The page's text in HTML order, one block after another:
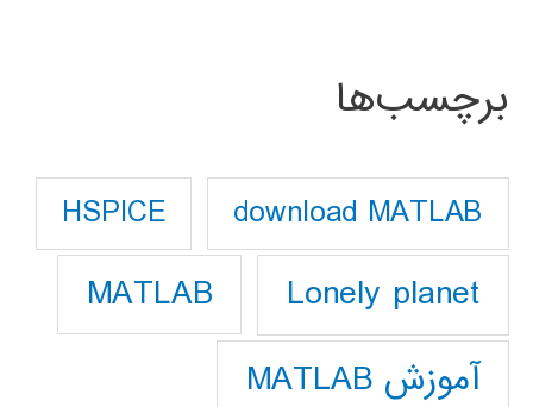
برچسب‌ها
download MATLAB
HSPICE
Lonely planet
MATLAB
آموزش MATLAB